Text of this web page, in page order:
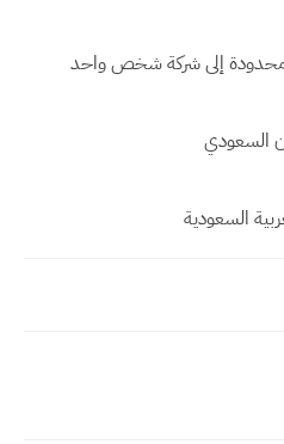
إلى شركة شخص واحد
السعودي
السعودية